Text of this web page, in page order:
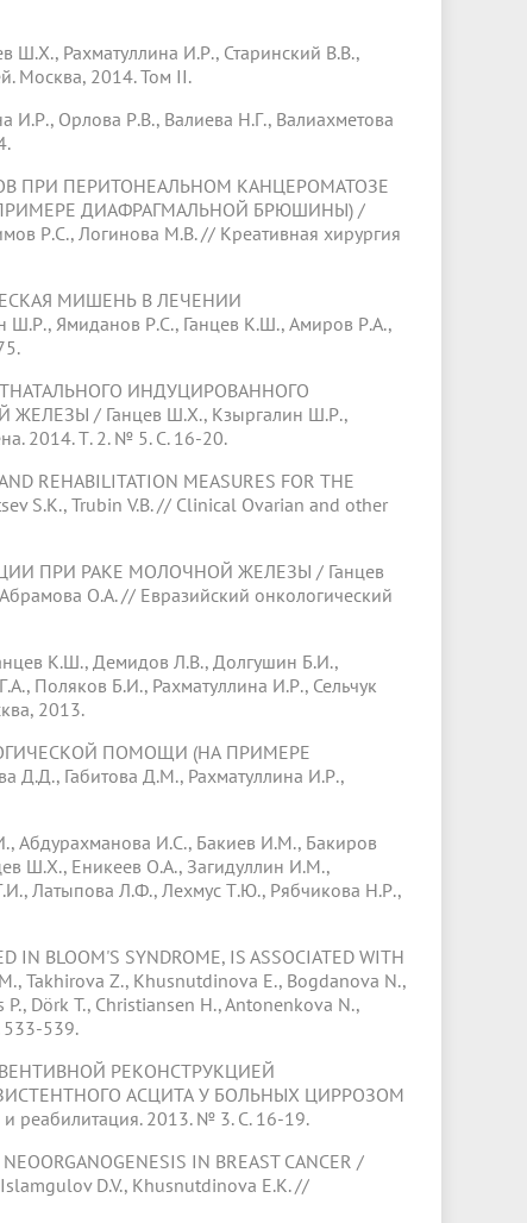
И.Р., Старинский В.В.,
Москва, 2014. Том II.
Орлова Р.В., Валиева Н.Г., Валиахметова
ПЕРИТОНЕАЛЬНОМ КАНЦЕРОМАТОЗЕ
ДИАФРАГМАЛЬНОЙ БРЮШИНЫ) /
Р.С., Логинова М.В. // Креативная хирургия
МИШЕНЬ В ЛЕЧЕНИИ
Ямиданов Р.С., Ганцев К.Ш., Амиров Р.А.,
ИНДУЦИРОВАННОГО
/ Ганцев Ш.Х., Кзыргалин Ш.Р.,
2014. Т. 2. № 5. С. 16-20.
REHABILITATION MEASURES FOR THE
S.K., Trubin V.B. // Clinical Ovarian and other
РАКЕ МОЛОЧНОЙ ЖЕЛЕЗЫ / Ганцев
О.А. // Евразийский онкологический
К.Ш., Демидов Л.В., Долгушин Б.И.,
Поляков Б.И., Рахматуллина И.Р., Сельчук
2013.
ПОМОЩИ (НА ПРИМЕРЕ
Габитова Д.М., Рахматуллина И.Р.,
И.С., Бакиев И.М., Бакиров
Ш.Х., Еникеев О.А., Загидуллин И.М.,
Латыпова Л.Ф., Лехмус Т.Ю., Рябчикова Н.Р.,
BLOOM'S SYNDROME, IS ASSOCIATED WITH
Takhirova Z., Khusnutdinova E., Bogdanova N.,
Dörk T., Christiansen H., Antonenkova N.,
533-539.
РЕКОНСТРУКЦИЕЙ
АСЦИТА У БОЛЬНЫХ ЦИРРОЗОМ
реабилитация. 2013. № 3. С. 16-19.
IN BREAST CANCER /
D.V., Khusnutdinova E.K. //